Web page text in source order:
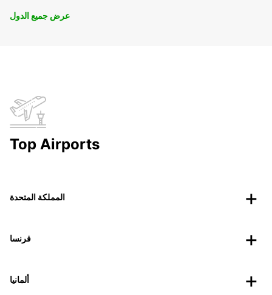
عرض جميع الدول
Top Airports
المملكة المتحدة
فرنسا
ألمانيا